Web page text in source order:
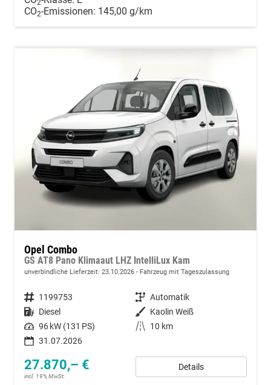
2
CO2-Emissionen: 145,00 g/km
Opel Combo
GS AT8 Pano Klimaaut LHZ IntelliLux Kam
unverbindliche Lieferzeit: 23.10.2026 Fahrzeug mit Tageszulassung
Fahrzeugnummer 1199753 Getriebe Automatik
Kraftstoff Diesel Außenfarbe Kaolin Weiß
Leistung 96 kW (131 PS) Kilometerstand
10 km
31.07.2026
27.870,– €
incl. 19% MwSt.
Details